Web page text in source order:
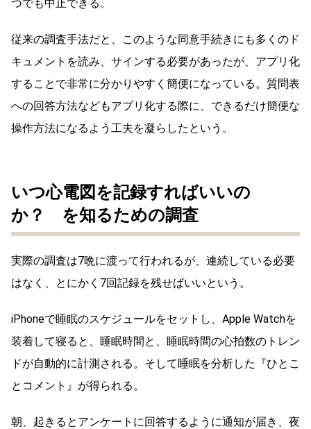
つでも中止できる。
従来の調査手法だと、このような同意手続きにも多くのド
キュメントを読み、サインする必要があったが、アプリ化
することで非常に分かりやすく簡便になっている。質問表
への回答方法などもアプリ化する際に、できるだけ簡便な
操作方法になるよう工夫を凝らしたという。
いつ心電図を記録すればいいの
か？ を知るための調査
実際の調査は7晩に渡って行われるが、連続している必要
はなく、とにかく7回記録を残せばいいという。
iPhoneで睡眠のスケジュールをセットし、Apple Watchを
装着して寝ると、睡眠時間と、睡眠時間の心拍数のトレン
ドが自動的に計測される。そして睡眠を分析した『ひとこ
とコメント』が得られる。
朝、起きるとアンケートに回答するように通知が届き、夜